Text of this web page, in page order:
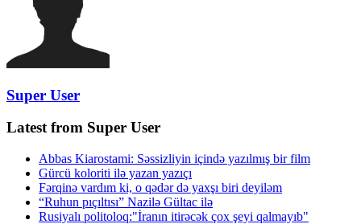
Super User
Latest from Super User
Abbas Kiarostami: Səssizliyin içində yazılmış bir film
Gürcü koloriti ilə yazan yazıçı
Fərqinə vardım ki, o qədər də yaxşı biri deyiləm
“Ruhun pıçıltısı” Nazilə Gültac ilə
Rusiyalı politoloq:"İranın itirəcək çox şeyi qalmayıb"